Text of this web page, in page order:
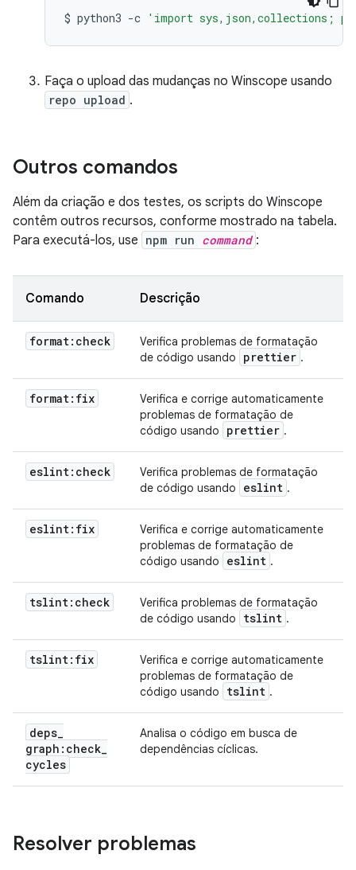
$ python3 -c 'import sys,json,collections;
Faça o upload das mudanças no Winscope usando
repo upload .
Outros comandos
Além da criação e dos testes, os scripts do Winscope
contêm outros recursos, conforme mostrado na tabela.
Para executá-los, use npm run command :
Comando Descrição
format:check
Verifica problemas de formatação
de código usando
prettier .
format:fix
Verifica e corrige automaticamente
problemas de formatação de
código usando
prettier .
eslint:check
Verifica problemas de formatação
de código usando
eslint .
eslint:fix
Verifica e corrige automaticamente
problemas de formatação de
código usando
eslint .
tslint:check
Verifica problemas de formatação
de código usando
tslint .
tslint:fix
Verifica e corrige automaticamente
problemas de formatação de
código usando
tslint .
deps_
graph:check_
cycles
Analisa o código em busca de
dependências cíclicas.
Resolver problemas